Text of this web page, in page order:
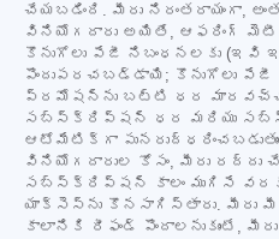
చేయబడింది. మీరు నిరంతరాయంగా,
వినియోగదారు అయితే, ఆఫరింగ్
కొనుగోలు పేజీ నిబంధనలకు
పొందుపరచబడ్డాయి; కొనుగోలు
ప్రమోషన్‌ను బట్టి ధర మారవచ్చు)
సబ్‌స్క్రిప్షన్ ధర మరియు
ఆటోమేటిక్‌గా
వినియోగదారుల కోసం, మీరు రద్దు
సబ్‌స్క్రిప్షన్ కాలం ముగిసే
యాక్సెస్‌ను కొనసాగిస్తారు. మీరు
కాలానికి రీఫండ్ పొందాలనుకుంటే,